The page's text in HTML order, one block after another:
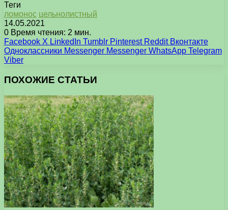
Теги
ломонос цельнолистный
14.05.2021
0 Время чтения: 2 мин.
Facebook X LinkedIn Tumblr Pinterest Reddit Вконтакте
Одноклассники Messenger Messenger WhatsApp Telegram
Viber
ПОХОЖИЕ СТАТЬИ